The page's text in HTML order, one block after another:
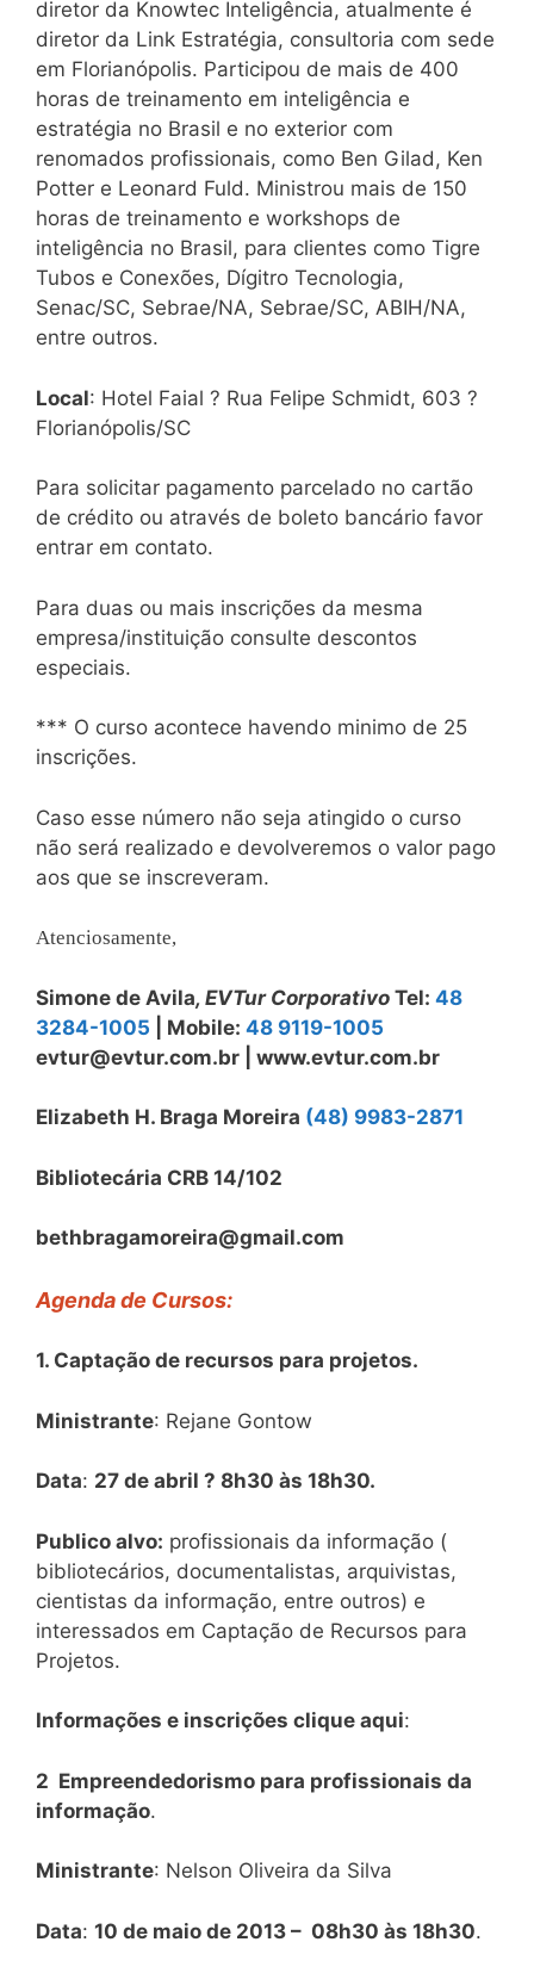
diretor da Knowtec Inteligência, atualmente é
diretor da Link Estratégia, consultoria com sede
em Florianópolis. Participou de mais de 400
horas de treinamento em inteligência e
estratégia no Brasil e no exterior com
renomados profissionais, como Ben Gilad, Ken
Potter e Leonard Fuld. Ministrou mais de 150
horas de treinamento e workshops de
inteligência no Brasil, para clientes como Tigre
Tubos e Conexões, Dígitro Tecnologia,
Senac/SC, Sebrae/NA, Sebrae/SC, ABIH/NA,
entre outros.
Local: Hotel Faial ? Rua Felipe Schmidt, 603 ?
Florianópolis/SC
Para solicitar pagamento parcelado no cartão
de crédito ou através de boleto bancário favor
entrar em contato.
Para duas ou mais inscrições da mesma
empresa/instituição consulte descontos
especiais.
*** O curso acontece havendo minimo de 25
inscrições.
Caso esse número não seja atingido o curso
não será realizado e devolveremos o valor pago
aos que se inscreveram.
Atenciosamente,
Simone de Avila, EVTur Corporativo Tel: 48
3284-1005 | Mobile: 48 9119-1005
evtur@evtur.com.br
www.evtur.com.br
Elizabeth H. Braga Moreira (48) 9983-2871
Bibliotecária CRB 14/102
bethbragamoreira@gmail.com
Agenda de Cursos:
1. Captação de recursos para projetos.
Ministrante: Rejane Gontow
Data: 27 de abril ? 8h30 às 18h30.
Publico alvo: profissionais da informação (
bibliotecários, documentalistas, arquivistas,
cientistas da informação, entre outros) e
interessados em Captação de Recursos para
Projetos.
Informações e inscrições clique aqui:
2 Empreendedorismo para profissionais da
informação.
Ministrante: Nelson Oliveira da Silva
Data: 10 de maio de 2013 – 08h30 às 18h30.